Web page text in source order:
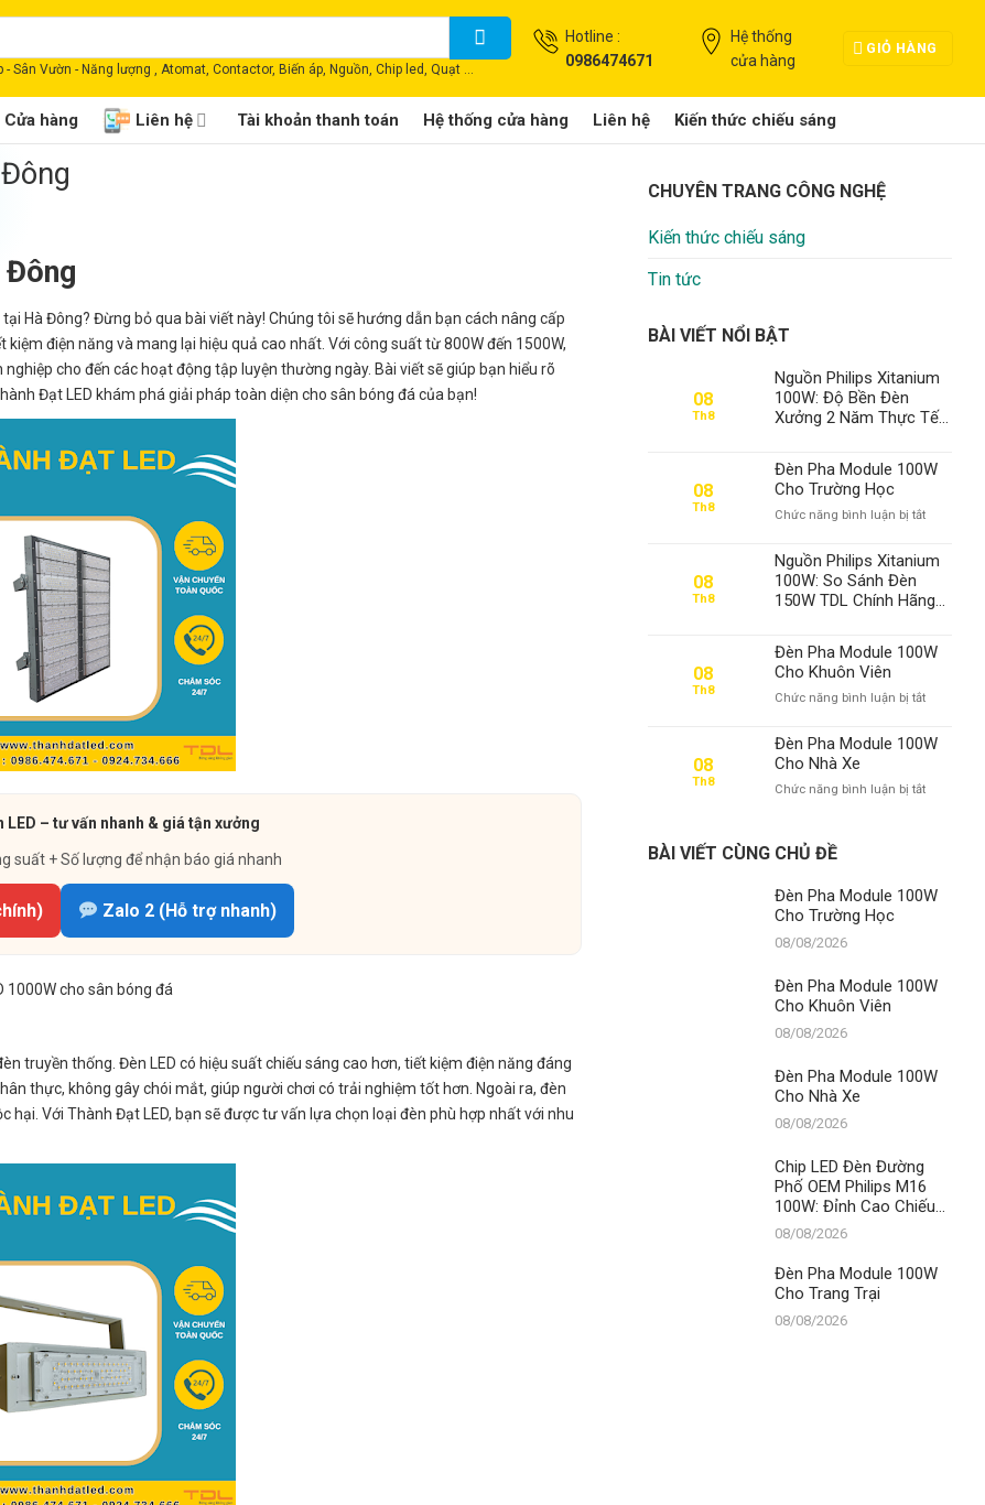
Sân Vườn - Năng lượng , Atomat, Contactor, Biến áp, Nguồn, Chip led, Quạt ...
Hotline :
0986474671
Hệ thống
cửa hàng
GIỎ HÀNG
Cửa hàng Liên hệ Tài khoản thanh toán Hệ thống cửa hàng Liên hệ Kiến thức chiếu sáng
Đông
Hà Đông? Đừng bỏ qua bài viết này! Chúng tôi sẽ hướng dẫn bạn cách nâng cấp
điện năng và mang lại hiệu quả cao nhất. Với công suất từ 800W đến 1500W,
cho đến các hoạt động tập luyện thường ngày. Bài viết sẽ giúp bạn hiểu rõ
Đạt LED khám phá giải pháp toàn diện cho sân bóng đá của bạn!
LED – tư vấn nhanh & giá tận xưởng
suất + Số lượng để nhận báo giá nhanh
Zalo 2 (Hỗ trợ nhanh)
1000W cho sân bóng đá
truyền thống. Đèn LED có hiệu suất chiếu sáng cao hơn, tiết kiệm điện năng đáng
thực, không gây chói mắt, giúp người chơi có trải nghiệm tốt hơn. Ngoài ra, đèn
hại. Với Thành Đạt LED, bạn sẽ được tư vấn lựa chọn loại đèn phù hợp nhất với nhu
CHUYÊN TRANG CÔNG NGHỆ
Kiến thức chiếu sáng
Tin tức
BÀI VIẾT NỔI BẬT
08
Th8
Nguồn Philips Xitanium
100W: Độ Bền Đèn
Xưởng 2 Năm Thực Tế
08
Th8
Đèn Pha Module 100W
Cho Trường Học
Chức năng bình luận bị tắtở
Module
Cho
Học
08
Th8
Nguồn Philips Xitanium
100W: So Sánh Đèn
150W TDL Chính Hãng
08
Th8
Đèn Pha Module 100W
Cho Khuôn Viên
Chức năng bình luận bị tắtở
Pha
Module
Cho
08
Th8
Đèn Pha Module 100W
Cho Nhà Xe
Chức năng bình luận bị tắtở
Nhà
BÀI VIẾT CÙNG CHỦ ĐỀ
Đèn Pha Module 100W
Cho Trường Học
08/08/2026
Đèn Pha Module 100W
Cho Khuôn Viên
08/08/2026
Đèn Pha Module 100W
Cho Nhà Xe
08/08/2026
Chip LED Đèn Đường
Phố OEM Philips M16
100W: Đỉnh Cao Chiếu
Sáng Đô Thị Từ Thành
Đạt LED – Số 1 Việt
Nam
08/08/2026
Đèn Pha Module 100W
Cho Trang Trại
08/08/2026